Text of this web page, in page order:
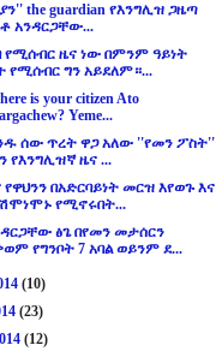
the guardian የእንግሊዝ ጋዜጣ
አንዳርጋቸው...
የሚሰብር ዜና ነው በምንም ዓይነት
የሚሰብር ግን አይደለም።...
is your citizen Ato
Yeme...
ሰው ጥረት ዋጋ አለው ''የመን ፖስት''
የእንግሊዝኛ ዜና ...
የዋህንን በአድርባይነት መርዝ እየወጉ እና
የሚኖሩበት...
ፅጌ በየመን መታሰርን
የግንቦት 7 አባል ወይንም ደ...
(10)
(23)
(12)